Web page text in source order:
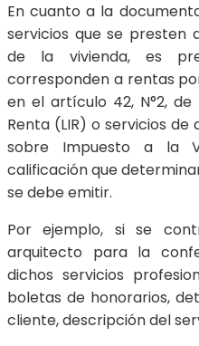
En cuanto a la
servicios que se presten
de la vivienda, es
corresponden a rentas
en el artículo 42, N°2,
Renta (LIR) o servicios
sobre Impuesto a la
calificación que
se debe emitir.
Por ejemplo, si se
arquitecto para la
dichos servicios
boletas de honorarios,
cliente, descripción del